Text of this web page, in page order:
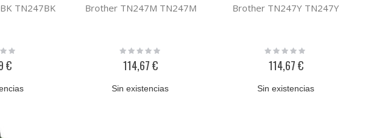
TN247BK
€
Brother TN247M TN247M
Rating:
114,67 €
Sin existencias
Brother TN247Y TN247Y
Rating:
114,67 €
Sin existencias